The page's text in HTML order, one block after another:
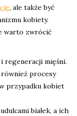
, ale także być
kobiety.
warto zwrócić
regeneracji mięśni.
procesy
przypadku kobiet
białek, a ich